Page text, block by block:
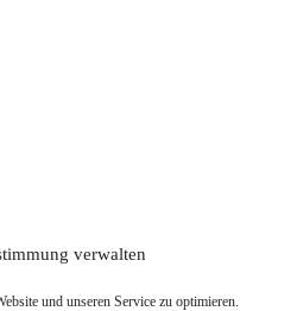
verwalten
und unseren Service zu optimieren.